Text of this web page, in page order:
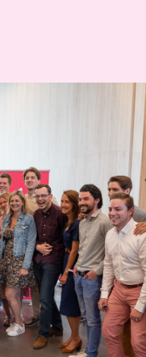
Twitter